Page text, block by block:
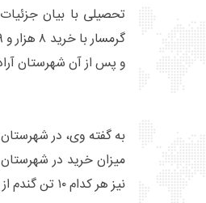
تحصیلی با بیان
و پس از آن شهرستان آرادان با ۵ هزار و ۱۶۵ تن در رتبه
نیز هر کدام ۱۰ تن گندم از کشاورزان تحویل گرفته شده است.